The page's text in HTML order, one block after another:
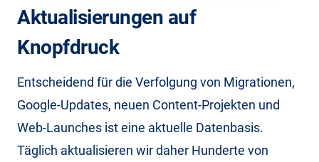
Aktualisierungen auf
Knopfdruck
Entscheidend für die Verfolgung von Migrationen,
Google-Updates, neuen Content-Projekten und
Web-Launches ist eine aktuelle Datenbasis.
Täglich aktualisieren wir daher Hunderte von